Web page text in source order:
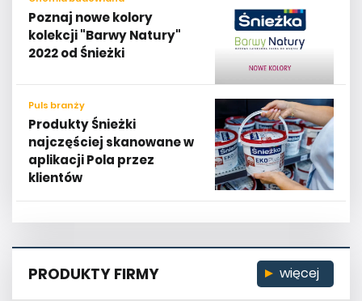
Poznaj nowe kolory
kolekcji "Barwy Natury"
2022 od Śnieżki
Puls branży
Produkty Śnieżki
najczęściej skanowane w
aplikacji Pola przez
klientów
PRODUKTY FIRMY więcej